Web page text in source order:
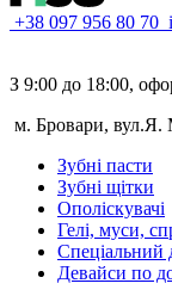
+38 097 956 80 70
З 9:00 до 18:00,
м. Бровари, вул.Я.
Зубні пасти
Зубні щітки
Ополіскувачі
Гелі, муси,
Спеціальний
Девайси по